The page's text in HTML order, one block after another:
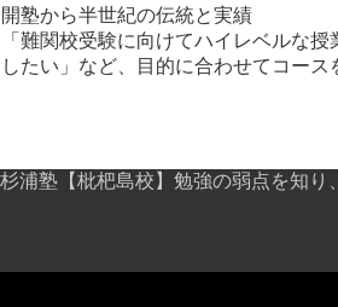
開塾から半世紀の伝統と実績
「難関校受験に向けてハイレベルな
したい」など、目的に合わせてコー
杉浦塾【枇杷島校】勉強の弱点を知り